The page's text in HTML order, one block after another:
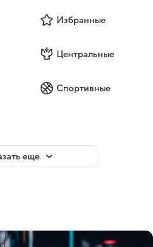
Избранные
Центральные
Спортивные
еще